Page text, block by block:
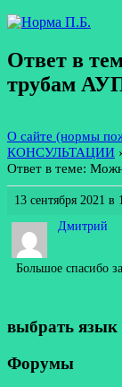
Ответ в
трубам
О сайте (нормы
КОНСУЛЬТАЦИИ ›
Ответ в теме:
13 сентября 2021 в
Дмитрий
Большое спасибо
выбрать язык
Форумы